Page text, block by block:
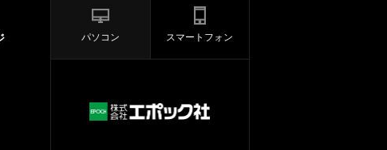
パソコン スマートフォン